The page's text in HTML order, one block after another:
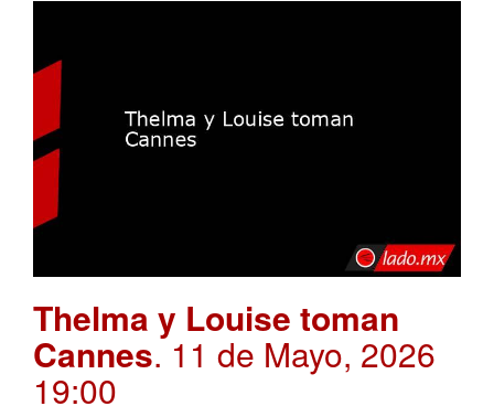
Thelma y Louise toman
Cannes. 11 de Mayo, 2026
19:00